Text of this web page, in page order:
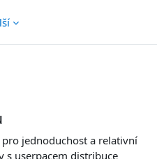
jednoduchost a relativní
s userpacem distribuce